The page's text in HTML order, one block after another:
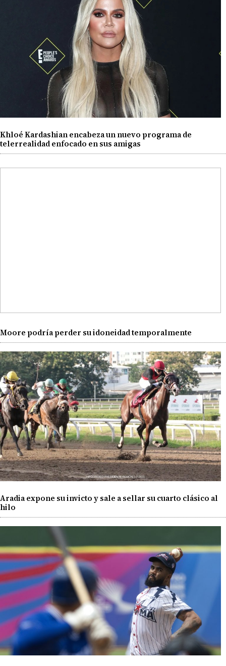
Khloé Kardashian encabeza un nuevo programa de
telerrealidad enfocado en sus amigas
Moore podría perder su idoneidad temporalmente
Aradia expone su invicto y sale a sellar su cuarto clásico al
hilo